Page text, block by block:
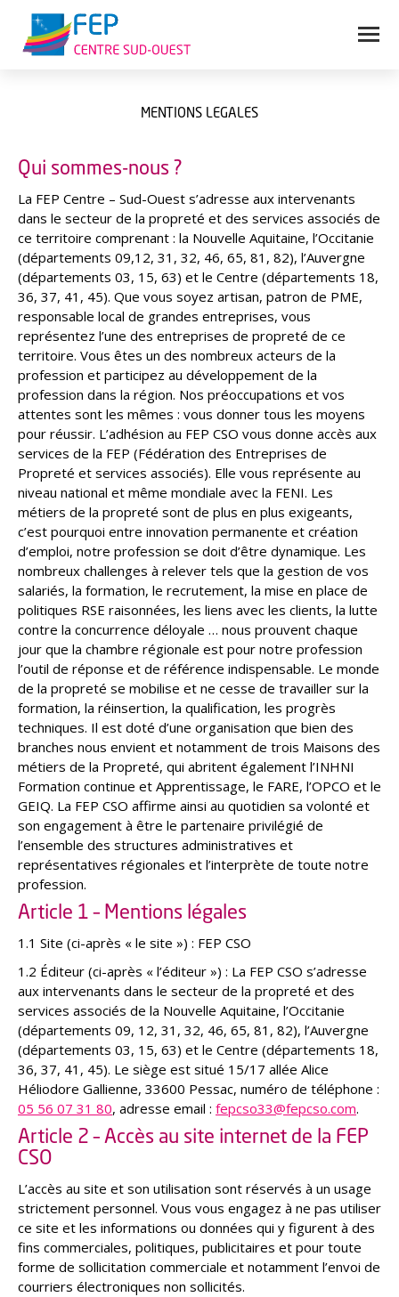
MENTIONS LÉGALES
Qui sommes-nous ?
La FEP Centre – Sud-Ouest s’adresse aux intervenants
dans le secteur de la propreté et des services associés de
ce territoire comprenant : la Nouvelle Aquitaine, l’Occitanie
(départements 09,12, 31, 32, 46, 65, 81, 82), l’Auvergne
(départements 03, 15, 63) et le Centre (départements 18,
36, 37, 41, 45). Que vous soyez artisan, patron de PME,
responsable local de grandes entreprises, vous
représentez l’une des entreprises de propreté de ce
territoire. Vous êtes un des nombreux acteurs de la
profession et participez au développement de la
profession dans la région. Nos préoccupations et vos
attentes sont les mêmes : vous donner tous les moyens
pour réussir. L’adhésion au FEP CSO vous donne accès aux
services de la FEP (Fédération des Entreprises de
Propreté et services associés). Elle vous représente au
niveau national et même mondiale avec la FENI. Les
métiers de la propreté sont de plus en plus exigeants,
c’est pourquoi entre innovation permanente et création
d’emploi, notre profession se doit d’être dynamique. Les
nombreux challenges à relever tels que la gestion de vos
salariés, la formation, le recrutement, la mise en place de
politiques RSE raisonnées, les liens avec les clients, la lutte
contre la concurrence déloyale … nous prouvent chaque
jour que la chambre régionale est pour notre profession
l’outil de réponse et de référence indispensable. Le monde
de la propreté se mobilise et ne cesse de travailler sur la
formation, la réinsertion, la qualification, les progrès
techniques. Il est doté d’une organisation que bien des
branches nous envient et notamment de trois Maisons des
métiers de la Propreté, qui abritent également l’INHNI
Formation continue et Apprentissage, le FARE, l’OPCO et le
GEIQ. La FEP CSO affirme ainsi au quotidien sa volonté et
son engagement à être le partenaire privilégié de
l’ensemble des structures administratives et
représentatives régionales et l’interprète de toute notre
profession.
Article 1 – Mentions légales
1.1 Site (ci-après « le site ») : FEP CSO
1.2 Éditeur (ci-après « l’éditeur ») : La FEP CSO s’adresse
aux intervenants dans le secteur de la propreté et des
services associés de la Nouvelle Aquitaine, l’Occitanie
(départements 09, 12, 31, 32, 46, 65, 81, 82), l’Auvergne
(départements 03, 15, 63) et le Centre (départements 18,
36, 37, 41, 45). Le siège est situé 15/17 allée Alice
Héliodore Gallienne, 33600 Pessac, numéro de téléphone :
05 56 07 31 80, adresse email : fepcso33@fepcso.com.
Article 2 – Accès au site internet de la FEP
CSO
L’accès au site et son utilisation sont réservés à un usage
strictement personnel. Vous vous engagez à ne pas utiliser
ce site et les informations ou données qui y figurent à des
fins commerciales, politiques, publicitaires et pour toute
forme de sollicitation commerciale et notamment l’envoi de
courriers électroniques non sollicités.